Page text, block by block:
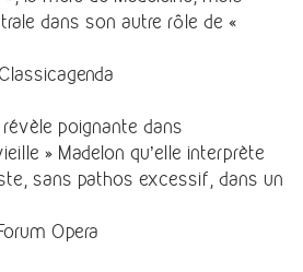
dans son autre rôle de «
poignante dans
» Madelon qu’elle interprète
sans pathos excessif, dans un
Opera